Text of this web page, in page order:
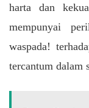
harta dan
mempunyai
waspada!
tercantum dalam